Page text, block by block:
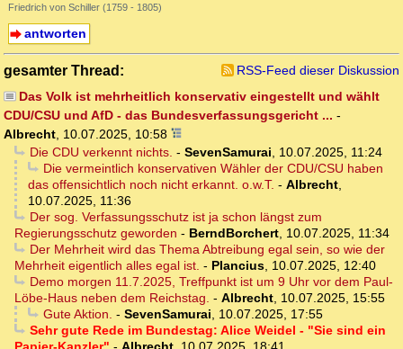
Friedrich von Schiller (1759 - 1805)
antworten
gesamter Thread:
RSS-Feed dieser Diskussion
Das Volk ist mehrheitlich konservativ eingestellt und wählt
CDU/CSU und AfD - das Bundesverfassungsgericht ... -
Albrecht, 10.07.2025, 10:58
Die CDU verkennt nichts. - SevenSamurai, 10.07.2025, 11:24
Die vermeintlich konservativen Wähler der CDU/CSU haben
das offensichtlich noch nicht erkannt. o.w.T. - Albrecht,
10.07.2025, 11:36
Der sog. Verfassungsschutz ist ja schon längst zum
Regierungsschutz geworden - BerndBorchert, 10.07.2025, 11:34
Der Mehrheit wird das Thema Abtreibung egal sein, so wie der
Mehrheit eigentlich alles egal ist. - Plancius, 10.07.2025, 12:40
Demo morgen 11.7.2025, Treffpunkt ist um 9 Uhr vor dem Paul-
Löbe-Haus neben dem Reichstag. - Albrecht, 10.07.2025, 15:55
Gute Aktion. - SevenSamurai, 10.07.2025, 17:55
Sehr gute Rede im Bundestag: Alice Weidel - "Sie sind ein